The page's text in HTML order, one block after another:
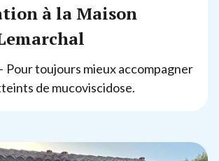
à la Maison
Pour toujours mieux accompagner
de mucoviscidose.